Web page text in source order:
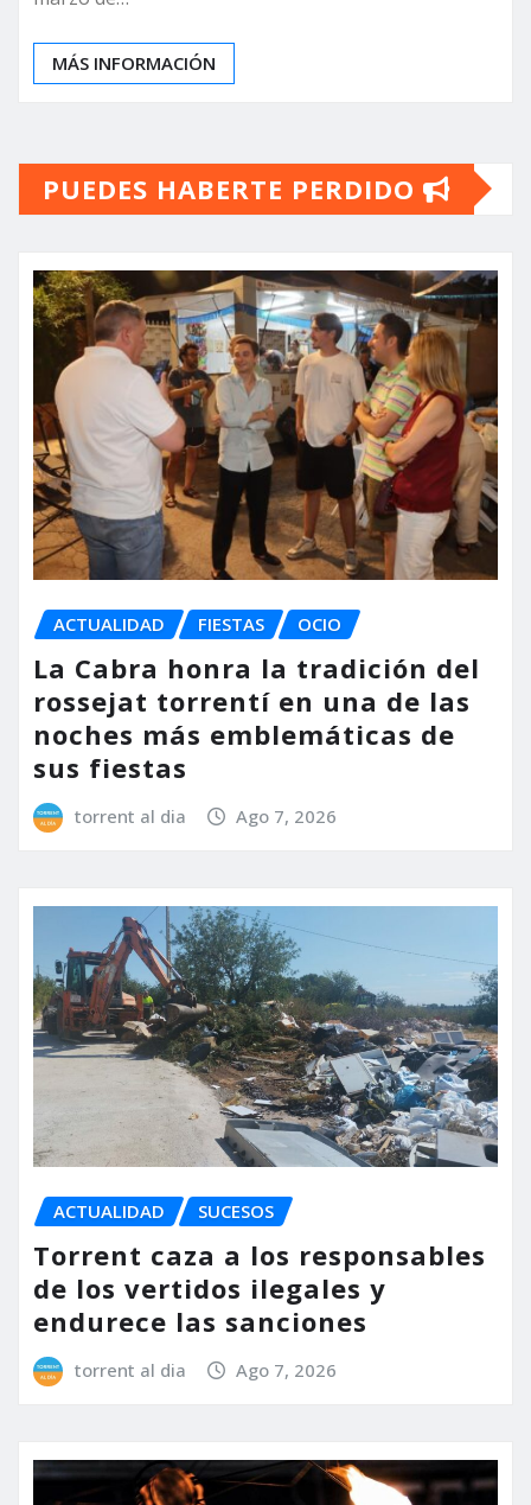
MÁS INFORMACIÓN
PUEDES HABERTE PERDIDO
ACTUALIDAD FIESTAS OCIO
La Cabra honra la tradición del
rossejat torrentí en una de las
noches más emblemáticas de
sus fiestas
torrent al dia Ago 7, 2026
ACTUALIDAD SUCESOS
Torrent caza a los responsables
de los vertidos ilegales y
endurece las sanciones
torrent al dia Ago 7, 2026